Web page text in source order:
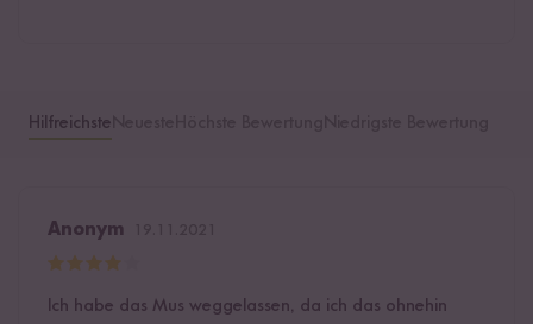
Hilfreichste
Anonym
Ich habe das Mus weggelassen, da ich das ohnehin